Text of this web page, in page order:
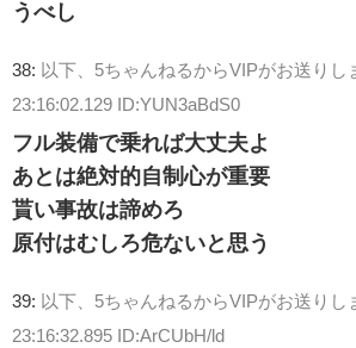
うべし
38: 以下、5ちゃんねるからVIPがお送りし
23:16:02.129 ID:YUN3aBdS0
フル装備で乗れば大丈夫よ
あとは絶対的自制心が重要
貰い事故は諦めろ
原付はむしろ危ないと思う
39: 以下、5ちゃんねるからVIPがお送りし
23:16:32.895 ID:ArCUbH/ld